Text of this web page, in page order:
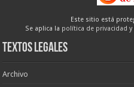
Este sitio está
Se aplica la política de privacidad y
Textos legales
Archivo